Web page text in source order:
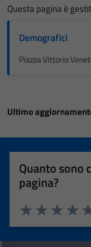
Questa pagina è
Demografici
Piazza Vittorio
Ultimo
Quanto sono
pagina?
Valuta 3
Valuta 2
Valuta 1 stelle su